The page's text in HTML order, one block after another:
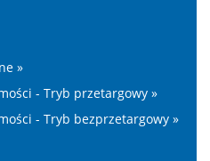
»
- Tryb przetargowy »
- Tryb bezprzetargowy »